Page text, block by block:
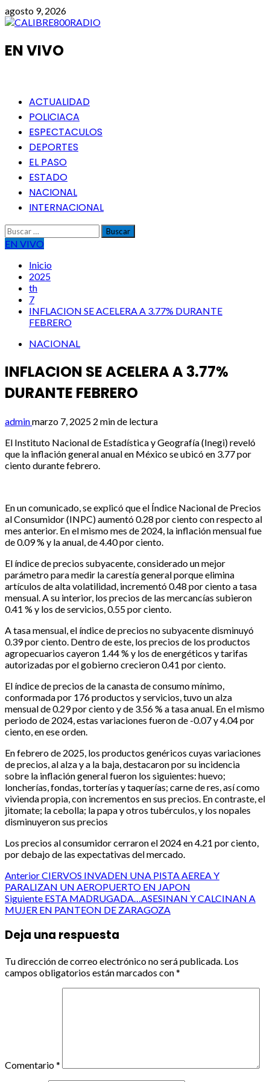
Saltar
al
agosto 9, 2026
EN VIVO
Menú
principal
ACTUALIDAD
POLICIACA
ESPECTACULOS
DEPORTES
EL PASO
ESTADO
NACIONAL
INTERNACIONAL
Buscar:
EN VIVO
Inicio
2025
th
7
INFLACION SE ACELERA A 3.77% DURANTE
FEBRERO
NACIONAL
INFLACION SE ACELERA A 3.77%
DURANTE FEBRERO
adminmarzo 7, 2025 2 min de lectura
El Instituto Nacional de Estadística y Geografía (Inegi) reveló
que la inflación general anual en México se ubicó en 3.77 por
ciento durante febrero.
En un comunicado, se explicó que el Índice Nacional de Precios
al Consumidor (INPC) aumentó 0.28 por ciento con respecto al
mes anterior. En el mismo mes de 2024, la inflación mensual fue
de 0.09 % y la anual, de 4.40 por ciento.
El índice de precios subyacente, considerado un mejor
parámetro para medir la carestía general porque elimina
artículos de alta volatilidad, incrementó 0.48 por ciento a tasa
mensual. A su interior, los precios de las mercancías subieron
0.41 % y los de servicios, 0.55 por ciento.
A tasa mensual, el índice de precios no subyacente disminuyó
0.39 por ciento. Dentro de este, los precios de los productos
agropecuarios cayeron 1.44 % y los de energéticos y tarifas
autorizadas por el gobierno crecieron 0.41 por ciento.
El índice de precios de la canasta de consumo mínimo,
conformada por 176 productos y servicios, tuvo un alza
mensual de 0.29 por ciento y de 3.56 % a tasa anual. En el mismo
periodo de 2024, estas variaciones fueron de -0.07 y 4.04 por
ciento, en ese orden.
En febrero de 2025, los productos genéricos cuyas variaciones
de precios, al alza y a la baja, destacaron por su incidencia
sobre la inflación general fueron los siguientes: huevo;
loncherías, fondas, torterías y taquerías; carne de res, así como
vivienda propia, con incrementos en sus precios. En contraste, el
jitomate; la cebolla; la papa y otros tubérculos, y los nopales
disminuyeron sus precios
Los precios al consumidor cerraron el 2024 en 4.21 por ciento,
por debajo de las expectativas del mercado.
Post
navigation
AnteriorCIERVOS INVADEN UNA PISTA AEREA Y
PARALIZAN UN AEROPUERTO EN JAPON
Siguiente ESTA MADRUGADA…ASESINAN Y CALCINAN A
MUJER EN PANTEON DE ZARAGOZA
Deja una respuesta
Tu dirección de correo electrónico no será publicada. Los
campos obligatorios están marcados con*
Comentario*